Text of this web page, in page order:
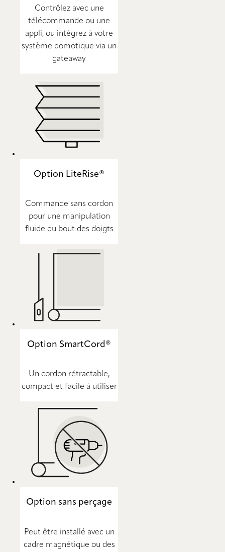
Contrôlez avec une
télécommande ou une
appli, ou intégrez à votre
système domotique via un
gateaway
Option LiteRise®
Commande sans cordon
pour une manipulation
fluide du bout des doigts
Option SmartCord®
Un cordon rétractable,
compact et facile à utiliser
Option sans perçage
Peut être installé avec un
cadre magnétique ou des